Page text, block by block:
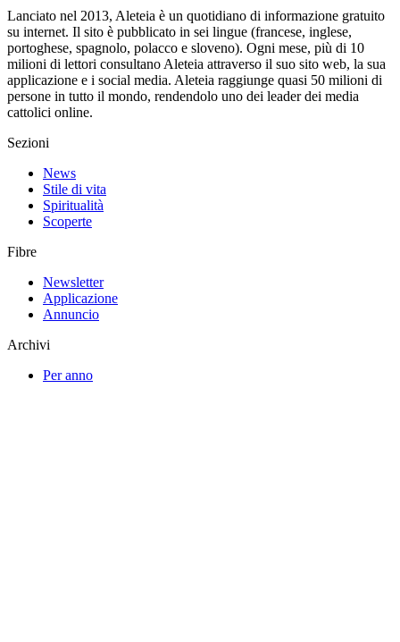
Lanciato nel 2013, Aleteia è un quotidiano di informazione gratuito
su internet. Il sito è pubblicato in sei lingue (francese, inglese,
portoghese, spagnolo, polacco e sloveno). Ogni mese, più di 10
milioni di lettori consultano Aleteia attraverso il suo sito web, la sua
applicazione e i social media. Aleteia raggiunge quasi 50 milioni di
persone in tutto il mondo, rendendolo uno dei leader dei media
cattolici online.
Sezioni
News
Stile di vita
Spiritualità
Scoperte
Fibre
Newsletter
Applicazione
Annuncio
Archivi
Per anno